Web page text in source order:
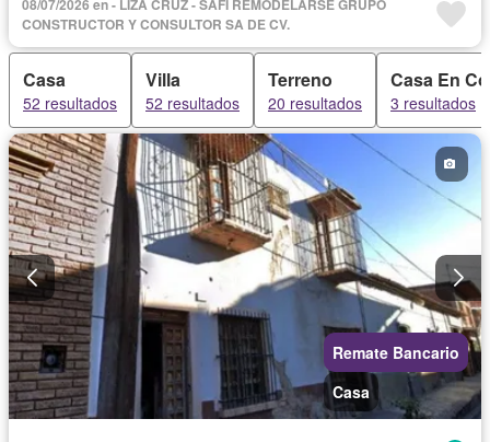
08/07/2026 en - LIZA CRUZ - SAFI REMODELARSE GRUPO
CONSTRUCTOR Y CONSULTOR SA DE CV.
Casa
52 resultados
Villa
52 resultados
Terreno
20 resultados
Casa En
3 resultados
Remate Bancario
Casa